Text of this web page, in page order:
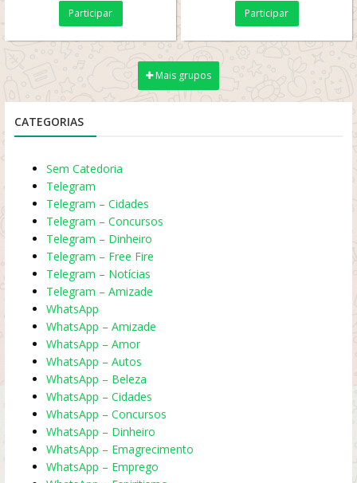
Participar Participar
Mais grupos
CATEGORIAS
Sem Catedoria
Telegram
Telegram – Cidades
Telegram – Concursos
Telegram – Dinheiro
Telegram – Free Fire
Telegram – Notícias
Telegram – Amizade
WhatsApp
WhatsApp – Amizade
WhatsApp – Amor
WhatsApp – Autos
WhatsApp – Beleza
WhatsApp – Cidades
WhatsApp – Concursos
WhatsApp – Dinheiro
WhatsApp – Emagrecimento
WhatsApp – Emprego